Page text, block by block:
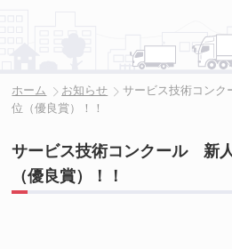
ホーム お知らせ
サービス技術コン
位（優良賞）！！
サービス技術コンクール
（優良賞）！！